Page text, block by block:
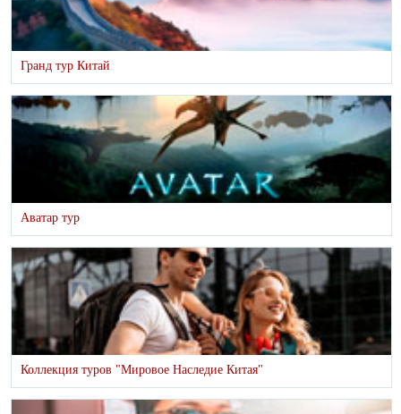
Гранд тур Китай
Аватар тур
Коллекция туров "Мировое Наследие Китая"